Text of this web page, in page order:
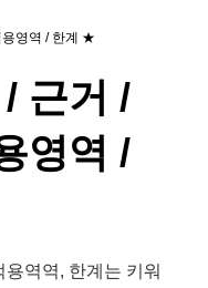
용영역 / 한계 ★
근거 /
영역 /
역역, 한계는 키워